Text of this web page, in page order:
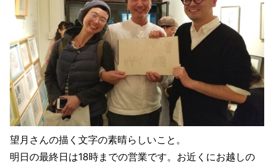
望月さんの描く文字の素晴らしいこと。
明日の最終日は18時までの営業です。お近くにお越しの